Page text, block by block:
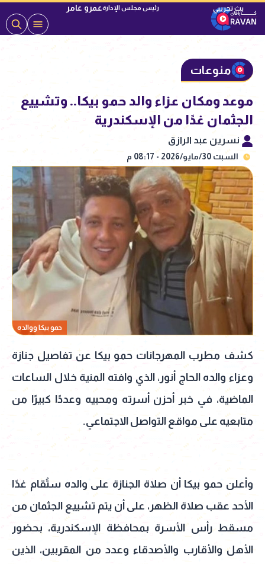
رئيس مجلس الإدارةعمرو عامر
منوعات
موعد ومكان عزاء والد حمو بيكا.. وتشييع
الجثمان غدًا من الإسكندرية
نسرين عبد الرازق
السبت 30/مايو/2026 - 08:17 م
حمو بيكا ووالده
كشف مطرب المهرجانات حمو بيكا عن تفاصيل جنازة
وعزاء والده الحاج أنور، الذي وافته المنية خلال الساعات
الماضية، في خبر أحزن أسرته ومحبيه وعددًا كبيرًا من
متابعيه على مواقع التواصل الاجتماعي.
وأعلن حمو بيكا أن صلاة الجنازة على والده ستُقام غدًا
الأحد عقب صلاة الظهر، على أن يتم تشييع الجثمان من
مسقط رأس الأسرة بمحافظة الإسكندرية، بحضور
الأهل والأقارب والأصدقاء وعدد من المقربين، الذين